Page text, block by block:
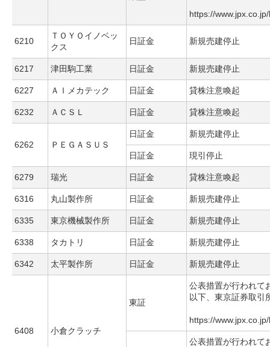
https://
6210
ＴＯＹＯイノベッ
クス
日証金 新規売建停止
6217 津田駒工業 日証金 新規売建停止
6227 ＡＩメカテック 日証金 貸株注意喚起
6232 ＡＣＳＬ 日証金 貸株注意喚起
6262 ＰＥＧＡＳＵＳ
日証金 新規売建停止
日証金 現引停止
6279 瑞光 日証金 貸株注意喚起
6316 丸山製作所 日証金 新規売建停止
6335 東京機械製作所 日証金 新規売建停止
6338 タカトリ 日証金 新規売建停止
6342 太平製作所 日証金 新規売建停止
6408 小倉クラッチ
東証
公表措置が行われて
以下、東京証券取引
https://
公表措置が行われて